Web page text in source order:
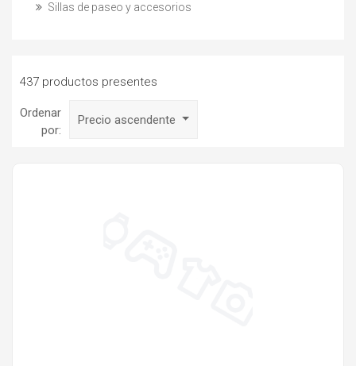
Sillas de paseo y accesorios
437 productos presentes
Ordenar
por:
Precio ascendente